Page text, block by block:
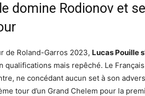
domine Rodionov et
de Roland-Garros 2023, Lucas Pouille
qualifications mais repêché. Le
ne concédant aucun set à son
tour d’un Grand Chelem pour la